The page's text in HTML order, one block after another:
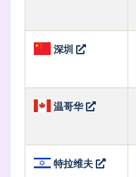
深圳
温哥华
特拉维夫